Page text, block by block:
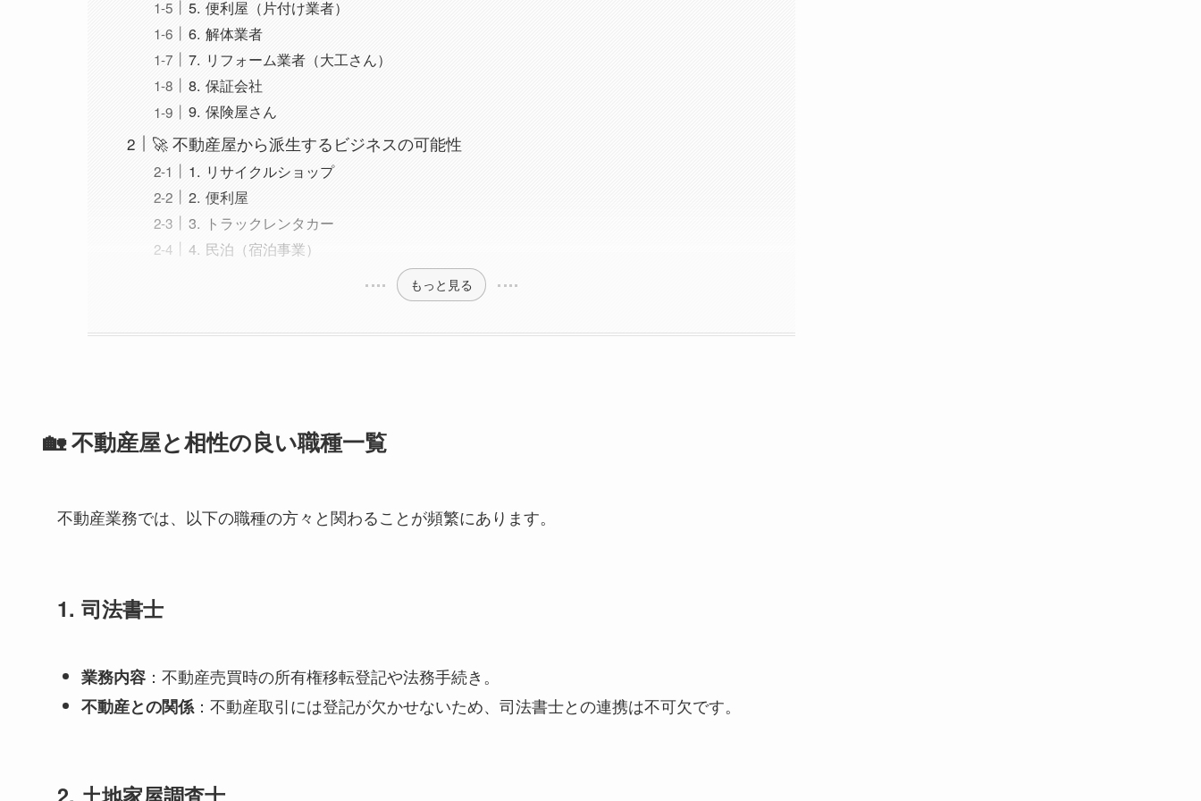
5. 便利屋（片付け業者）
6. 解体業者
7. リフォーム業者（大工さん）
8. 保証会社
9. 保険屋さん
🚀 不動産屋から派生するビジネスの可能性
1. リサイクルショップ
2. 便利屋
3. トラックレンタカー
4. 民泊（宿泊事業）
もっと見る
🏡 不動産屋と相性の良い職種一覧
不動産業務では、以下の職種の方々と関わることが頻繁にあります。
1. 司法書士
業務内容 ：不動産売買時の所有権移転登記や法務手続き。
不動産との関係 ：不動産取引には登記が欠かせないため、司法書士との連携は不可欠です。